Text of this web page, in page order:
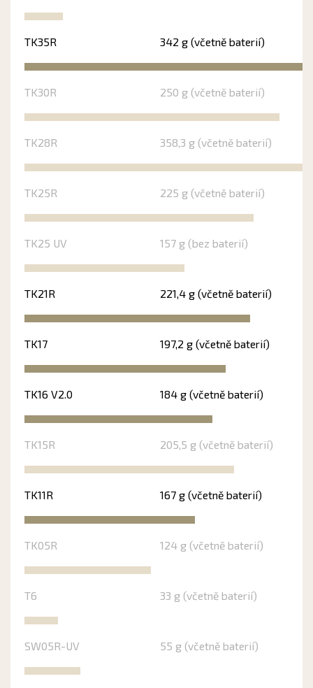
TK35R 342 g (včetně baterií)
TK30R 250 g (včetně baterií)
TK28R 358,3 g (včetně baterií)
TK25R 225 g (včetně baterií)
TK25 UV 157 g (bez baterií)
TK21R 221,4 g (včetně baterií)
TK17 197,2 g (včetně baterií)
TK16 V2.0 184 g (včetně baterií)
TK15R 205,5 g (včetně baterií)
TK11R 167 g (včetně baterií)
TK05R 124 g (včetně baterií)
T6 33 g (včetně baterií)
SW05R-UV 55 g (včetně baterií)